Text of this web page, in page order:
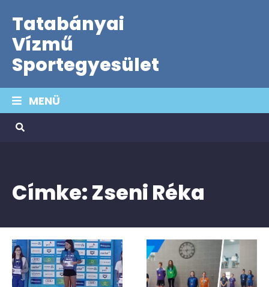
Tatabányai
Vízmű
Sportegyesület
MENÜ
Címke:Zseni Réka